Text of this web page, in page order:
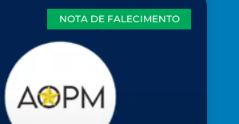
NOTA DE FALECIMENTO